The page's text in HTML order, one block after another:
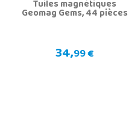
Tuiles magnétiques
Geomag Gems, 44 pièces
34,99 €